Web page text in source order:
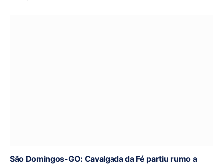
São Domingos-GO: Cavalgada da Fé partiu rumo a